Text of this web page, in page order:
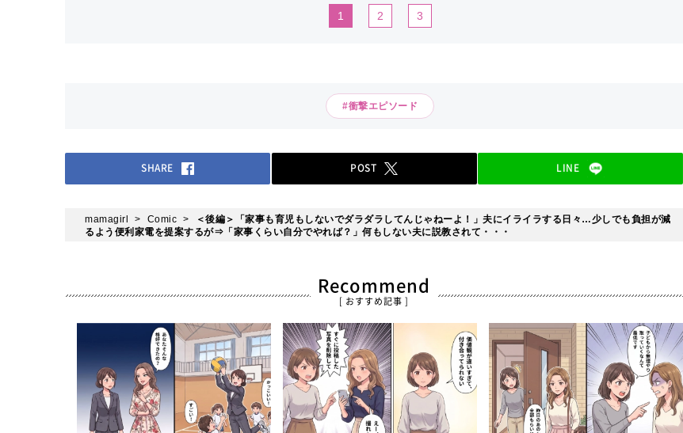
1 2 3
#衝撃エピソード
SHARE POST LINE
mamagirl Comic
＜後編＞「家事も育児もしないでダラダラしてんじゃねーよ！」夫にイライラする日々…少しでも負担が減
るよう便利家電を提案するが⇒「家事くらい自分でやれば？」何もしない夫に説教されて・・・
Recommend
[ おすすめ記事 ]